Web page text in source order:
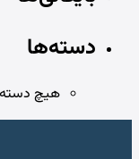
دسته‌ها
هیچ